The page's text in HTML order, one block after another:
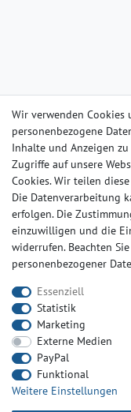
Wir verwenden Cookies
personenbezogene
Inhalte und Anzeigen
Zugriffe auf unsere
Cookies. Wir teilen
Die Datenverarbeitung
erfolgen. Die
einzuwilligen und die
widerrufen. Beachten
personenbezogener
Essenziell
Statistik
Marketing
Externe Medien
PayPal
Funktional
Weitere Einstellungen